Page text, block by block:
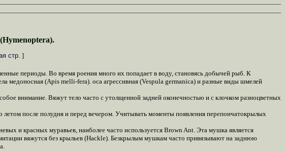
стр. ]
периоды. Во время роения много их попадает в воду, становясь добычей рыб. К
(Apis melli-fera). оса агрессивная (Vespula germanica) и разные виды шмелей
внимание. Вяжут тело часто с утолщенной задней оконечностью и с клочком разноцветных
после полудня и перед вечером. Учитывать моменты появления перепончатокрылых
и красных муравьев, наиболее часто используется Brown Ant. Эта мушка является
вяжутся без крыльев (Hackle). Безкрылым мушкам часто привязывают на заднюю